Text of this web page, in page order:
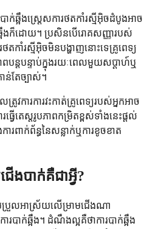
ឆ្អឹងស្ត្រេសការថតកាំរស្មីអ៊ិចដំបូងអាច
អឹងក៏ដោយ។ ប្រសិនបើរោគសញ្ញារបស់
ថតកាំរស្មីអ៊ិចមិនបង្ហាញនោះទេគ្រូពេទ្យ
ពបន្តបន្ទាប់ក្នុងរយៈពេលមួយសប្តាហ៍ឬ
ន់តែច្បាស់។
ការការវះកាត់គ្រូពេទ្យរបស់អ្នកអាច
ធ្វើតេស្តរូបភាពកម្រិតខ្ពស់ទាំងនេះផ្តល់
រពាក់ព័ន្ធនៃសន្លាក់ឬការខូចខាត
ើងបាក់គឺជាអ្វី?
ែប្រួលអាស្រ័យលើម្រាមជើងណា
របាក់ឆ្អឹង។ ដំណឹងល្អគឺថាការបាក់ឆ្អឹង